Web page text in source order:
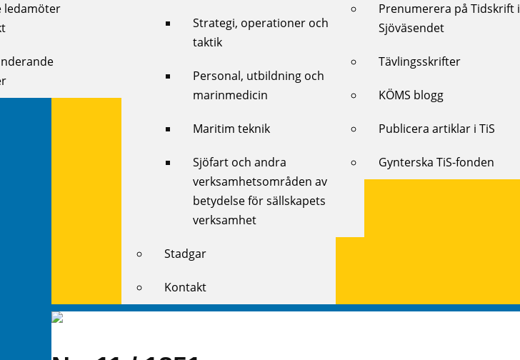
ledamöter
Strategi, operationer och
taktik
Personal, utbildning och
marinmedicin
Maritim teknik
Sjöfart och andra
verksamhetsområden av
betydelse för sällskapets
verksamhet
Stadgar
Kontakt
Prenumerera på Tidskrift i
Sjöväsendet
Tävlingsskrifter
KÖMS blogg
Publicera artiklar i TiS
Gynterska TiS-fonden